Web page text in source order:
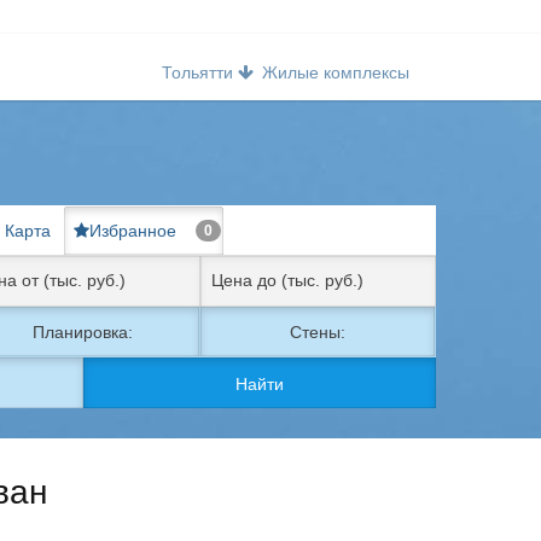
Тольятти Жилые комплексы
Карта Избранное 0
Планировка: Стены:
Найти